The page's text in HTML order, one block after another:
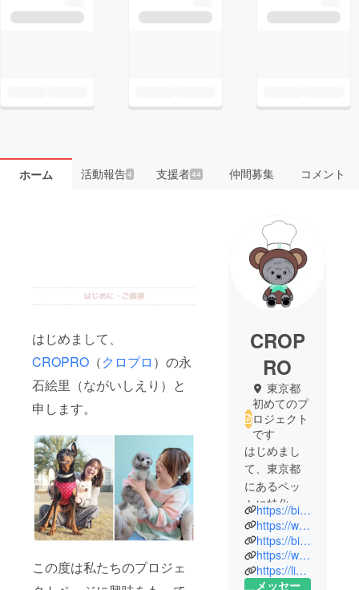
ホーム 活動報告4 支援者44 仲間募集 コメント
はじめまして、
CROPRO （クロプロ ）の永
石絵里（ながいしえり）と
申します。
この度は私たちのプロジェ
CROP
RO
東京都
初めてのプ
ロジェクト
です
はじめまし
て、東京都
にあるペッ
トに特化し
たコンサル
ティング会
社
『CROPRO
https://bibiche.amebaownd.com/
https://www.facebook.com/Bibiche%E3%83%93%E3%83%93%E3%83%83%E3%82%B7%E3%83%A5-101025458173854/
https://bibiche.shopselect.net/
https://www.instagram.com/bibiche.fa/
https://line.me/R/ti/p/%40235jfcux
メッセー